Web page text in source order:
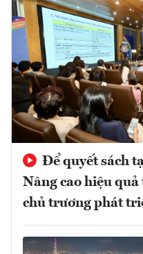
Để quyết sách
Nâng cao hiệu quả
chủ trương phát